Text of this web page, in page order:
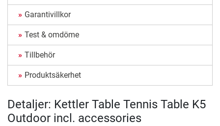
Garantivillkor
Test & omdöme
Tillbehör
Produktsäkerhet
Detaljer: Kettler Table Tennis Table K5
Outdoor incl. accessories